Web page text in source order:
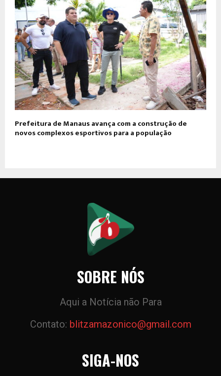
Prefeitura de Manaus avança com a construção de
novos complexos esportivos para a população
SOBRE NÓS
Aqui a Notícia não Para
Contato: blitzamazonico@gmail.com
SIGA-NOS